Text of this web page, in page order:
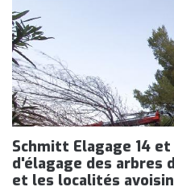
Schmitt Elagage 14
d'élagage des arbres
et les localités